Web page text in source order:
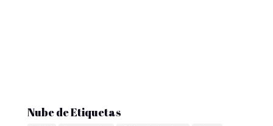
Nube de Etiquetas